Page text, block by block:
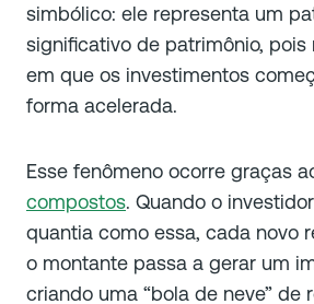
simbólico: ele representa um
significativo de patrimônio,
em que os investimentos
forma acelerada.
Esse fenômeno ocorre graças
compostos. Quando o
quantia como essa, cada novo
o montante passa a gerar um
criando uma “bola de neve” de